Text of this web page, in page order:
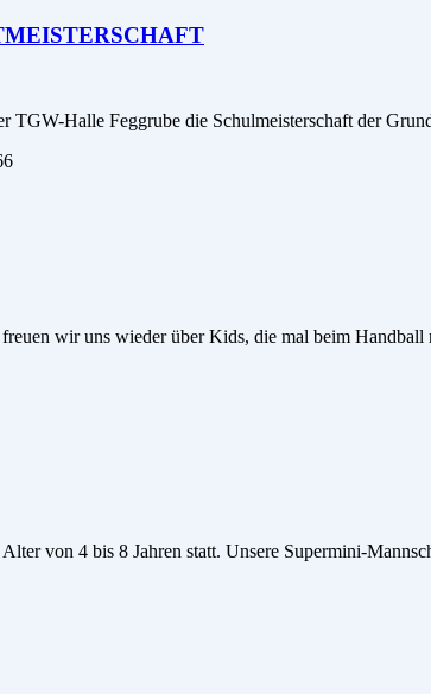
TGW-Halle Feggrube die Schulmeisterschaft der
wir uns wieder über Kids, die mal beim
von 4 bis 8 Jahren statt. Unsere Supermini-